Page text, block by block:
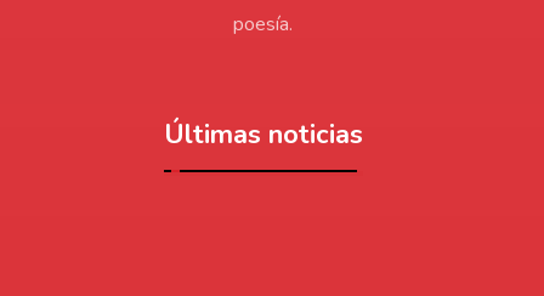
poesía.
Últimas noticias